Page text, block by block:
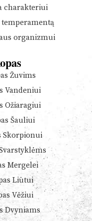
charakteriui
organizmui
Žuvims
Vandeniui
Ožiaragiui
Šauliui
Skorpionui
Mergelei
Liūtui
Vėžiui
Dvyniams